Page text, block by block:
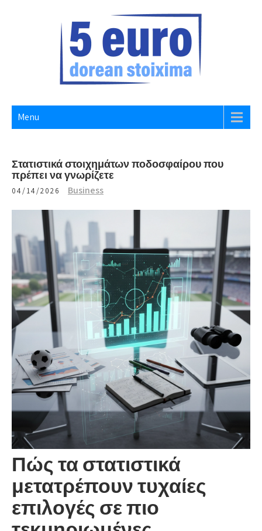
5 EURO DOREAN STOIXIMA
Menu
Στατιστικά στοιχημάτων ποδοσφαίρου που
πρέπει να γνωρίζετε
04/14/2026 Business
Πώς τα στατιστικά
μετατρέπουν τυχαίες
επιλογές σε πιο